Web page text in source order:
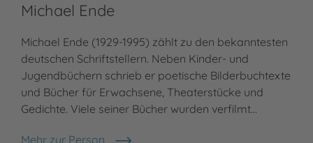
Michael Ende
Michael Ende (1929-1995) zählt zu den bekanntesten
deutschen Schriftstellern. Neben Kinder- und
Jugendbüchern schrieb er poetische Bilderbuchtexte
und Bücher für Erwachsene, Theaterstücke und
Gedichte. Viele seiner Bücher wurden verfilmt…
Mehr zur Person